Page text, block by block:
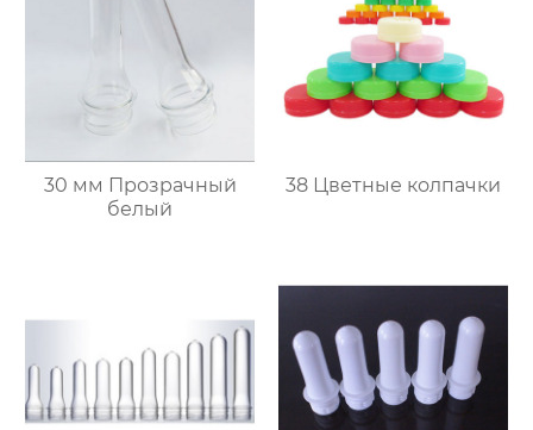
30 мм Прозрачный
белый
38 Цветные колпачки